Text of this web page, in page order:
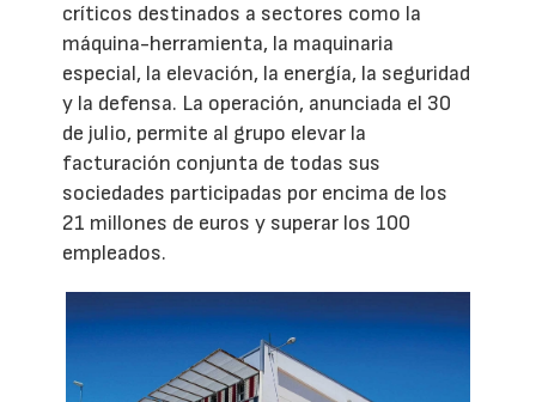
críticos destinados a sectores como la
máquina-herramienta, la maquinaria
especial, la elevación, la energía, la seguridad
y la defensa. La operación, anunciada el 30
de julio, permite al grupo elevar la
facturación conjunta de todas sus
sociedades participadas por encima de los
21 millones de euros y superar los 100
empleados.